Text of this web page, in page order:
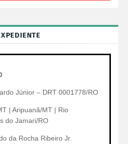
Júnior – DRT 0001778/RO
| Aripuanã/MT | Rio
do Jamari/RO
da Rocha Ribeiro Jr.